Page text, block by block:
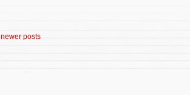
newer posts